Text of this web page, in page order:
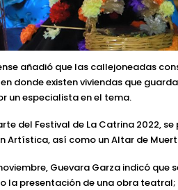
añadió que las callejoneadas
donde existen viviendas que
un especialista en el tema.
del Festival de La Catrina 2022, se
Artística, así como un Altar de
Guevara Garzaindicó que
la presentación de una obra